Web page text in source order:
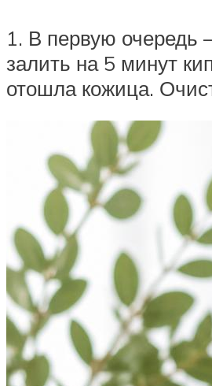
1. В первую
залить на 5 минут
отошла кожица.